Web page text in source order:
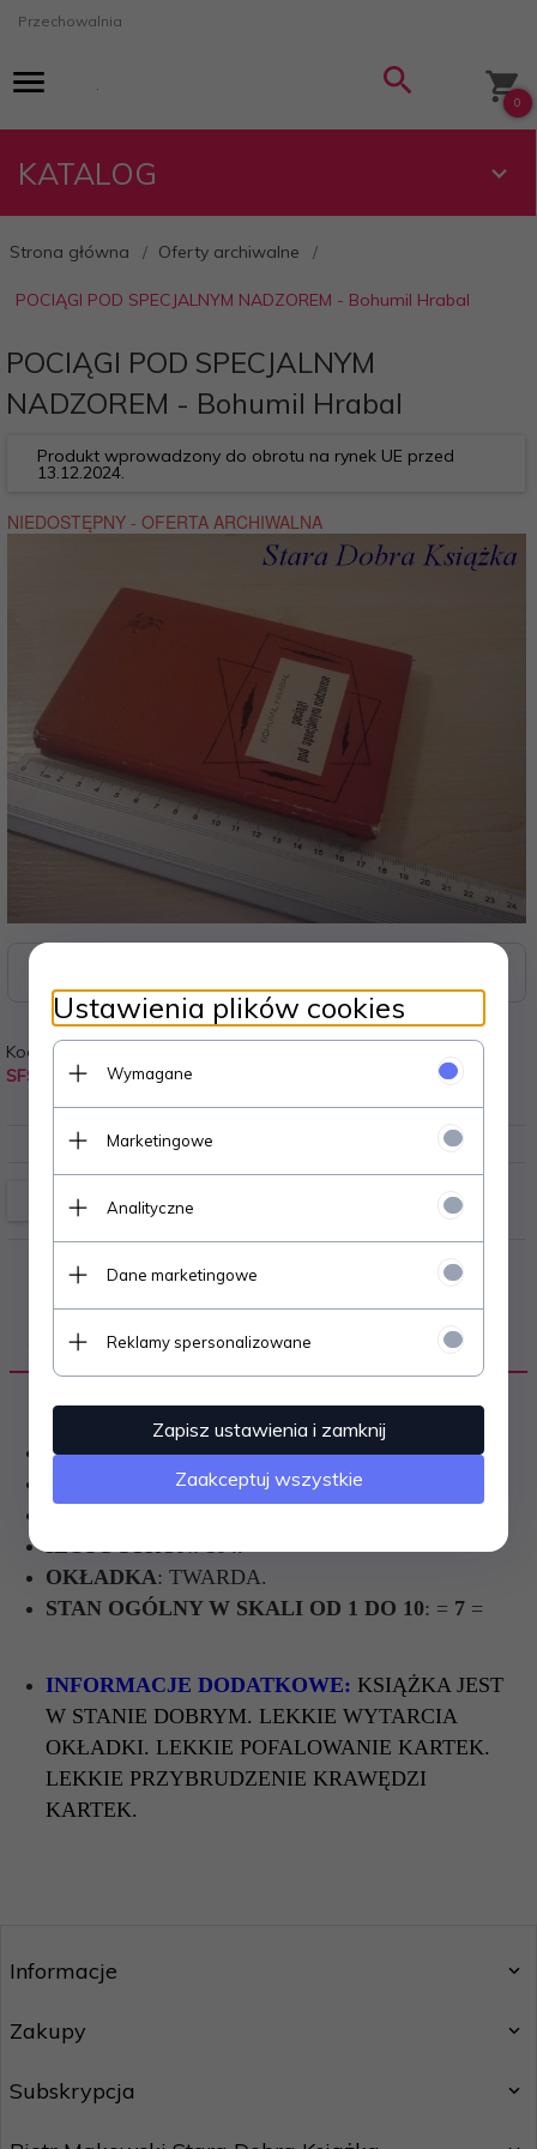
Przechowalnia
0
KATALOG
Strona główna Oferty archiwalne
POCIĄGI POD SPECJALNYM NADZOREM - Bohumil Hrabal
POCIĄGI POD SPECJALNYM
NADZOREM - Bohumil Hrabal
Produkt wprowadzony do obrotu na rynek UE przed
13.12.2024.
Kod:
SF9
OPIS PRODUKTU
AUTOR: BOHUMIL HRABAL.
: POLSKI.
ILOŚĆ STRON: 104.
OKŁADKA: TWARDA.
STAN OGÓLNY W SKALI OD 1 DO 10: = 7 =
INFORMACJE DODATKOWE: KSIĄŻKA JEST
W STANIE DOBRYM. LEKKIE WYTARCIA
OKŁADKI. LEKKIE POFALOWANIE KARTEK.
LEKKIE PRZYBRUDZENIE KRAWĘDZI
KARTEK.
Informacje
Zakupy
Subskrypcja
Ustawienia plików cookies
Wymagane
Marketingowe
Analityczne
Dane marketingowe
Reklamy spersonalizowane
Zapisz ustawienia i zamknij
Zaakceptuj wszystkie